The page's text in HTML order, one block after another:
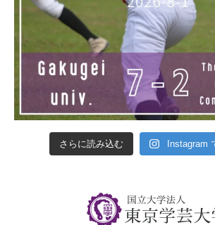
さらに読み込む Instagram